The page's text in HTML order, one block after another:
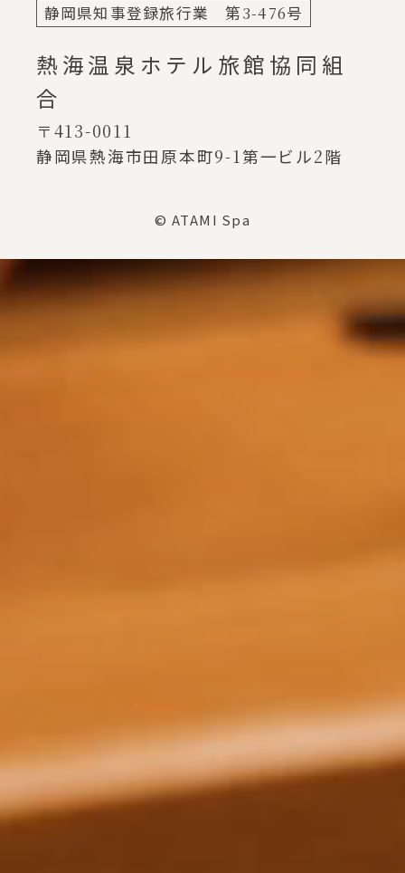
静岡県知事登録旅行業 第3-476号
熱海温泉ホテル旅館協同組
合
〒413-0011
静岡県熱海市田原本町9-1第一ビル2階
© ATAMI Spa